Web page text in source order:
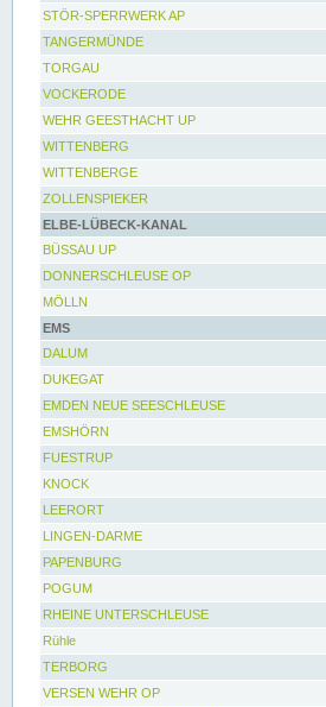
STÖR-SPERRWERK AP
TANGERMÜNDE
TORGAU
VOCKERODE
WEHR GEESTHACHT UP
WITTENBERG
WITTENBERGE
ZOLLENSPIEKER
ELBE-LÜBECK-KANAL
BÜSSAU UP
DONNERSCHLEUSE OP
MÖLLN
EMS
DALUM
DUKEGAT
EMDEN NEUE SEESCHLEUSE
EMSHÖRN
FUESTRUP
KNOCK
LEERORT
LINGEN-DARME
PAPENBURG
POGUM
RHEINE UNTERSCHLEUSE
Rühle
TERBORG
VERSEN WEHR OP